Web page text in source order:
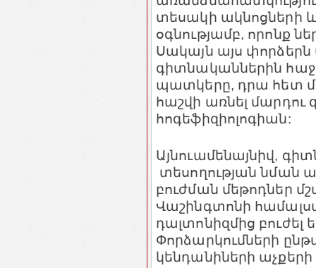
տեսակի ակնոցների
օգնությամբ, որոնք
Սակայն այս փորձերն
գիտնականներին
պատկերը, դրա հետ
հաշվի առնել մարդու
հոգեֆիզիոլոգիան:
Այնուամենայնիվ,
տեսողության նման
բուժման մեթոդներ
Վաշինգտոնի
դալտոնիզմից
Փորձարկումների
կենդանիների